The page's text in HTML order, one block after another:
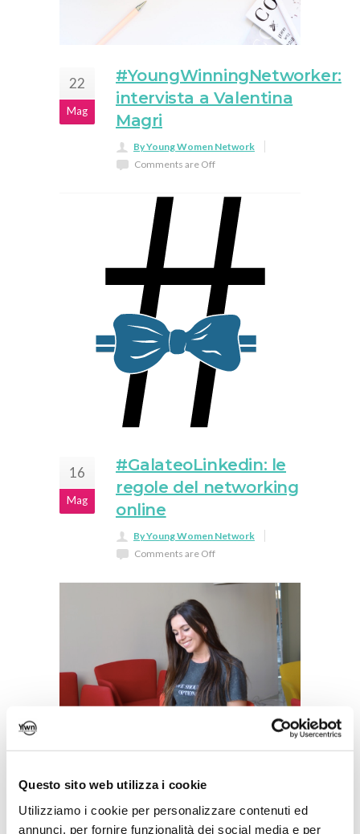
Questo sito web utilizza i cookie
Utilizziamo i cookie per personalizzare contenuti ed
annunci, per fornire funzionalità dei social media e per
22
Mag
#YoungWinningNetworker:
intervista a Valentina
Magri
By Young Women Network
Comments are Off
16
Mag
#GalateoLinkedin: le
regole del networking
online
By Young Women Network
Comments are Off
Mar
#YoungWinningNetworker:
intervista a Besiana